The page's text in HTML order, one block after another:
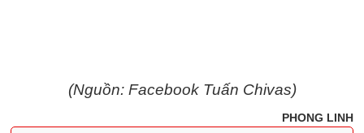
(Nguồn: Facebook Tuấn Chivas)
PHONG LINH